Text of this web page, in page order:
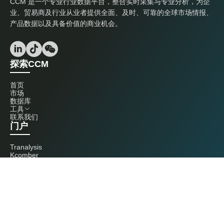
业、贸易商及行业从业者提供全面、及时、可靠的全球市场情报、
产品数据以及具备价值的商业机会。
探索CCM
首页
市场
数据库
工具
联系我们
门户
Tranalysis
Kcomber